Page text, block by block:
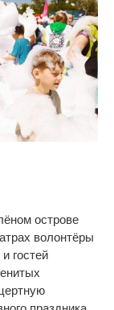
острове
волонтёры
и гостей